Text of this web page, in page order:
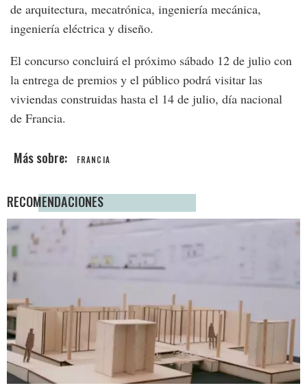
de arquitectura, mecatrónica, ingeniería mecánica,
ingeniería eléctrica y diseño.
El concurso concluirá el próximo sábado 12 de julio con
la entrega de premios y el público podrá visitar las
viviendas construidas hasta el 14 de julio, día nacional
de Francia.
FRANCIA
RECOMENDACIONES